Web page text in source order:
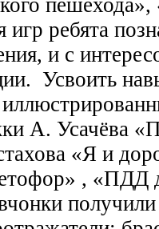
игр ребята
и с
Усвоить
А. Усачёва
«Я и
, «ПДД